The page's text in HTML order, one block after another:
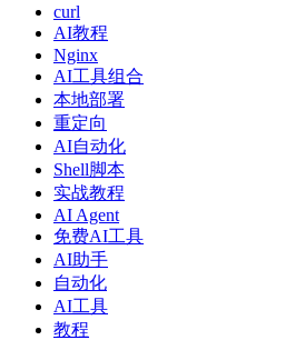
curl
AI教程
Nginx
AI工具组合
本地部署
重定向
AI自动化
Shell脚本
实战教程
AI Agent
免费AI工具
AI助手
自动化
AI工具
教程